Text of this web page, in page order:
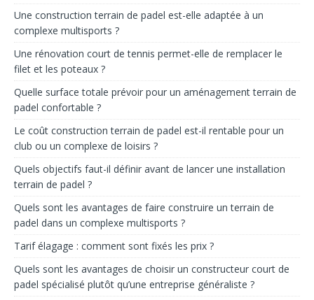
Une construction terrain de padel est-elle adaptée à un
complexe multisports ?
Une rénovation court de tennis permet-elle de remplacer le
filet et les poteaux ?
Quelle surface totale prévoir pour un aménagement terrain de
padel confortable ?
Le coût construction terrain de padel est-il rentable pour un
club ou un complexe de loisirs ?
Quels objectifs faut-il définir avant de lancer une installation
terrain de padel ?
Quels sont les avantages de faire construire un terrain de
padel dans un complexe multisports ?
Tarif élagage : comment sont fixés les prix ?
Quels sont les avantages de choisir un constructeur court de
padel spécialisé plutôt qu’une entreprise généraliste ?